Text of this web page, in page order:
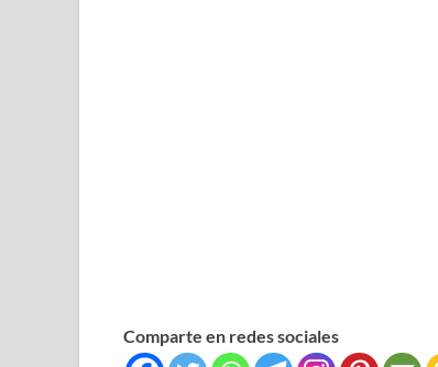
Comparte en redes sociales